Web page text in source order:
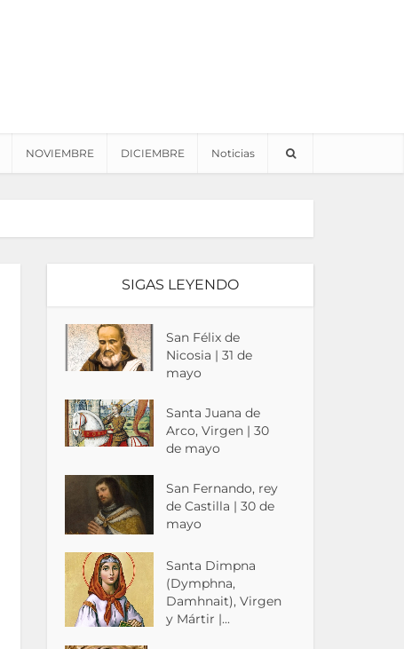
NOVIEMBRE DICIEMBRE Noticias
SIGAS LEYENDO
San Félix de
Nicosia | 31 de
mayo
Santa Juana de
Arco, Virgen | 30
de mayo
San Fernando, rey
de Castilla | 30 de
mayo
Santa Dimpna
(Dymphna,
Damhnait), Virgen
y Mártir |...